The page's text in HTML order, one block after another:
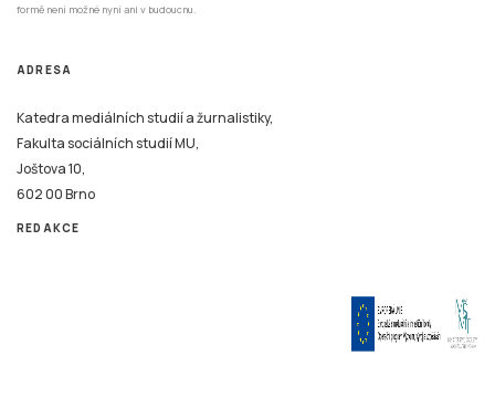
formě není možné nyní ani v budoucnu.
ADRESA
Katedra mediálních studií a žurnalistiky,
Fakulta sociálních studií MU,
Joštova 10,
602 00 Brno
REDAKCE